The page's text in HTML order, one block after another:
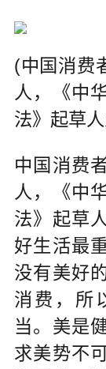
(中国消费
人，《中
法》起草
中国消费
人，《中
法》起草
好生活最
没有美好
消费，所
当。美是
求美势不